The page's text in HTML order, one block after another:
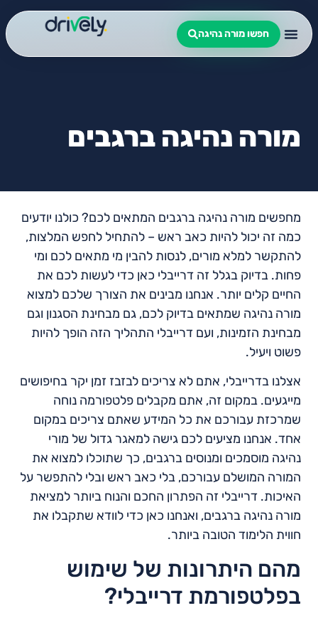
חפשו מורה נהיגה
מורה נהיגה ברגבים
מחפשים מורה נהיגה ברגבים המתאים לכם? כולנו יודעים
כמה זה יכול להיות כאב ראש – להתחיל לחפש המלצות,
להתקשר למלא מורים, לנסות להבין מי מתאים לכם ומי
פחות. בדיוק בגלל זה דרייבלי כאן כדי לעשות לכם את
החיים קלים יותר. אנחנו מבינים את הצורך שלכם למצוא
מורה נהיגה שמתאים בדיוק לכם, גם מבחינת הסגנון וגם
מבחינת הזמינות, ועם דרייבלי התהליך הזה הופך להיות
פשוט ויעיל.
אצלנו בדרייבלי, אתם לא צריכים לבזבז זמן יקר בחיפושים
מייגעים. במקום זה, אתם מקבלים פלטפורמה נוחה
שמרכזת עבורכם את כל המידע שאתם צריכים במקום
אחד. אנחנו מציעים לכם גישה למאגר גדול של מורי
נהיגה מוסמכים ומנוסים ברגבים, כך שתוכלו למצוא את
המורה המושלם עבורכם, בלי כאב ראש ובלי להתפשר על
האיכות. דרייבלי זה הפתרון החכם והנוח ביותר למציאת
מורה נהיגה ברגבים, ואנחנו כאן כדי לוודא שתקבלו את
חווית הלימוד הטובה ביותר.
מהם היתרונות של שימוש
בפלטפורמת דרייבלי?